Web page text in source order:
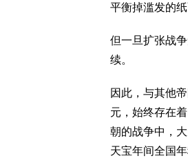
平衡掉滥发的
但一旦扩张战
续。
因此，与其他
元，始终存在
朝的战争中，
天宝年间全国